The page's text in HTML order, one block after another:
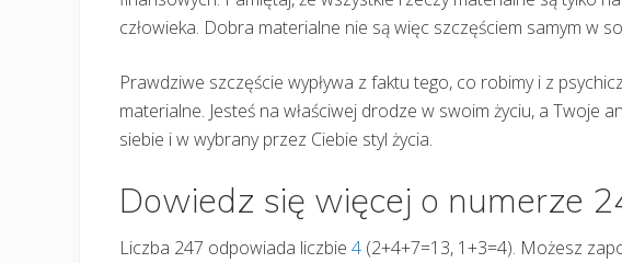
człowieka. Dobra materialne nie są więc szczęściem samym w
Prawdziwe szczęście wypływa z faktu tego, co robimy i z
materialne. Jesteś na właściwej drodze w swoim życiu, a Twoje
siebie i w wybrany przez Ciebie styl życia.
Dowiedz się więcej o numerze
Liczba 247 odpowiada liczbie 4 (2+4+7=13, 1+3=4). Możesz